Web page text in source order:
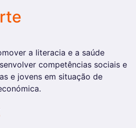
a literacia e a saúde
competências sociais e
e jovens em situação de